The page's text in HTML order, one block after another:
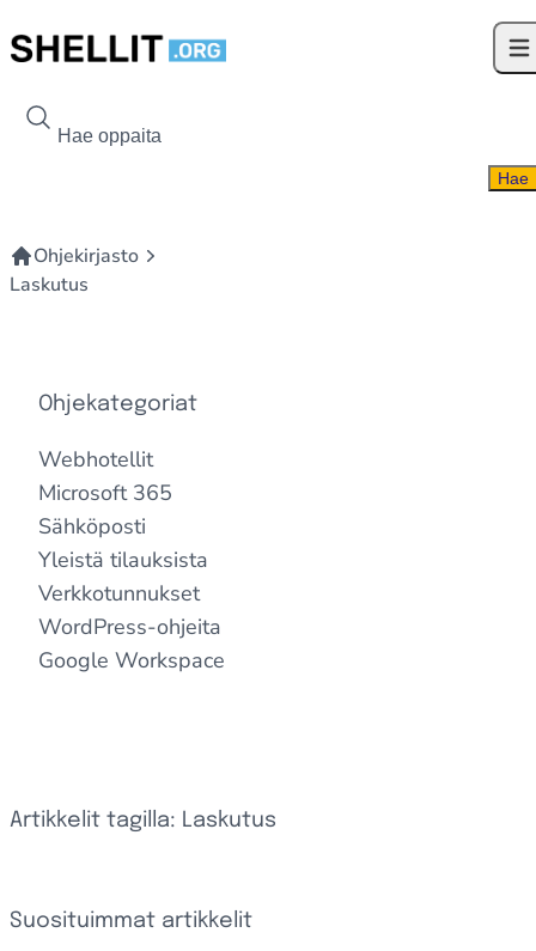
Hae kohdetta
Hae
Ohjekirjasto
Laskutus
Ohjekategoriat
Webhotellit
Microsoft 365
Sähköposti
Yleistä tilauksista
Verkkotunnukset
WordPress-ohjeita
Google Workspace
Artikkelit tagilla: Laskutus
Suosituimmat artikkelit